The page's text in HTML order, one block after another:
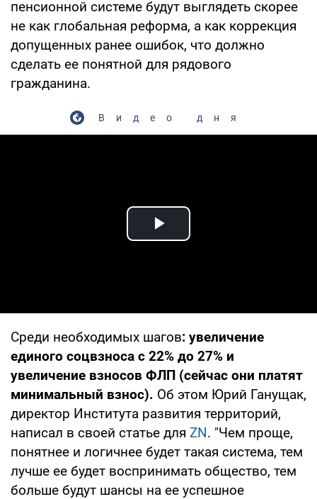
пенсионной системе будут выглядеть скорее
не как глобальная реформа, а как коррекция
допущенных ранее ошибок, что должно
сделать ее понятной для рядового
гражданина.
Видео дня
Play Video
Среди необходимых шагов: увеличение
единого соцвзноса с 22% до 27% и
увеличение взносов ФЛП (сейчас они платят
минимальный взнос). Об этом Юрий Ганущак,
директор Института развития территорий,
написал в своей статье для ZN. "Чем проще,
понятнее и логичнее будет такая система, тем
лучше ее будет воспринимать общество, тем
больше будут шансы на ее успешное